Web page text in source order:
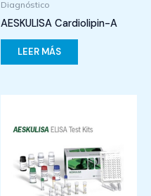
Diagnóstico
AESKULISA Cardiolipin-A
LEER MÁS